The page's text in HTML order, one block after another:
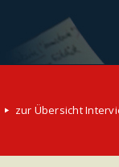
zur Übersicht